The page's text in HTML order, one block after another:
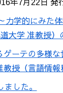
年7月22日 発
力学的にみた
大学 准教授）
ーテの多様
授（言語情報
した。